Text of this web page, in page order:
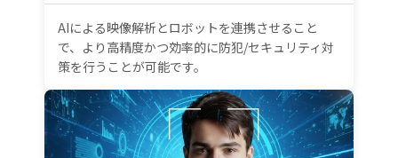
AIによる映像解析とロボットを連携させること
で、より高精度かつ効率的に防犯/セキュリティ対
策を行うことが可能です。